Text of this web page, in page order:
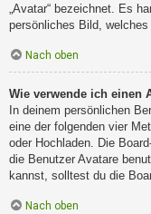
„Avatar“ bezeichnet. Es
persönliches Bild,
Nach oben
Wie verwende ich einen
In deinem persönlichen
eine der folgenden vier
oder Hochladen. Die
die Benutzer Avatare
kannst, solltest du die
Nach oben